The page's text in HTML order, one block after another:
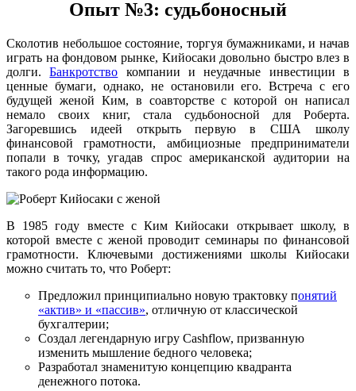
Опыт №3: судьбоносный
Сколотив небольшое состояние, торгуя бумажниками, и начав
играть на фондовом рынке, Кийосаки довольно быстро влез в
долги.Банкротство компании и неудачные инвестиции в
ценные бумаги, однако, не остановили его. Встреча с его
будущей женой Ким, в соавторстве с которой он написал
немало своих книг, стала судьбоносной для Роберта.
Загоревшись идеей открыть первую в США школу
финансовой грамотности, амбициозные предприниматели
попали в точку, угадав спрос американской аудитории на
такого рода информацию.
В 1985 году вместе с Ким Кийосаки открывает школу, в
которой вместе с женой проводит семинары по финансовой
грамотности. Ключевыми достижениями школы Кийосаки
можно считать то, что Роберт:
Предложил принципиально новую трактовку понятий
«актив» и «пассив», отличную от классической
бухгалтерии;
Создал легендарную игру Cashflow, призванную
изменить мышление бедного человека;
Разработал знаменитую концепцию квадранта
денежного потока.